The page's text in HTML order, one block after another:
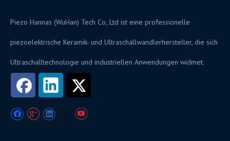
Piezo Hannas (WuHan) Tech Co,.Ltd ist eine professionelle
piezoelektrische Keramik- und Ultraschallwandlerhersteller, die sich
Ultraschalltechnologie und industriellen Anwendungen widmet.